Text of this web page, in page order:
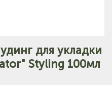
для укладки
Styling 100мл